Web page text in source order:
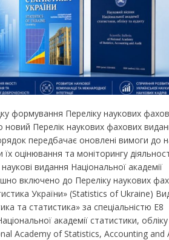
формування Переліку наукових
Перелік наукових фахових
передбачає оновлені вимоги до
оцінювання та моніторингу
видання Національної академії
включено до Переліку наукових
України» (Statistics of Ukraine)
та статистика» за спеціальністю Е8
академії статистики,
Academy of Statistics, Accounting and